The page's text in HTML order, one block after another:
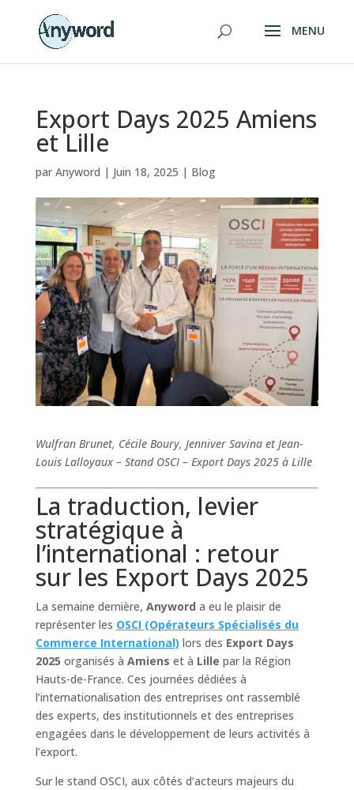
Export Days 2025 Amiens
et Lille
par Anyword | Juin 18, 2025 | Blog
Wulfran Brunet, Cécile Boury, Jenniver Savina et Jean-
Louis Lalloyaux – Stand OSCI – Export Days 2025 à Lille
La traduction, levier
stratégique à
l’international : retour
sur les Export Days 2025
La semaine dernière, Anyword a eu le plaisir de
représenter les OSCI (Opérateurs Spécialisés du
Commerce International) lors des Export Days
2025 organisés à Amiens et à Lille par la Région
Hauts-de-France. Ces journées dédiées à
l’internationalisation des entreprises ont rassemblé
des experts, des institutionnels et des entreprises
engagées dans le développement de leurs activités à
l’export.
Sur le stand OSCI, aux côtés d’acteurs majeurs du